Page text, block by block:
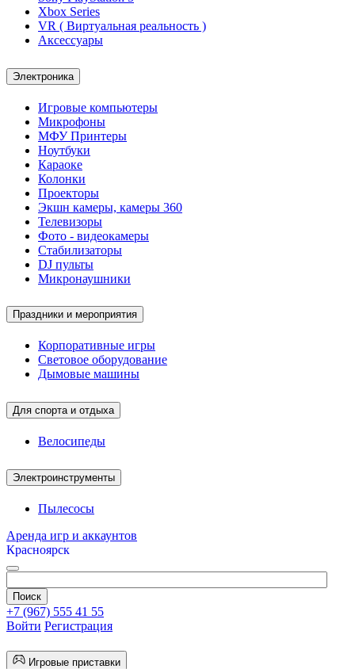
Xbox Series
VR ( Виртуальная реальность )
Аксессуары
Электроника
Игровые компьютеры
Микрофоны
МФУ Принтеры
Ноутбуки
Караоке
Колонки
Проекторы
Экшн камеры, камеры 360
Телевизоры
Фото - видеокамеры
Стабилизаторы
DJ пульты
Микронаушники
Праздники и мероприятия
Корпоративные игры
Световое оборудование
Дымовые машины
Для спорта и отдыха
Велосипеды
Электроинструменты
Пылесосы
Аренда игр и аккаунтов
Красноярск
+7 (967) 555 41 55
Войти Регистрация
Игровые приставки